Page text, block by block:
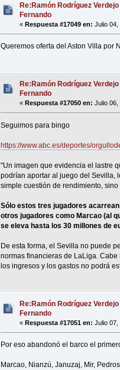
Re:Ramón Rodríguez
Fernando
«Respuesta #17049 en: Julio 04,
Queremos oferta del Aston Villa por
Re:Ramón Rodríguez
Fernando
« Respuesta #17050 en: Julio 06,
Seguimos para bingo
https://www.abc.es/deportes/
"Un imagen que evidencia el lastre
podrían aportar al juego del Sevilla,
simple cuestión de rendimiento,
Sólo estos tres jugadores
otros jugadores como Marcao (al
se eleva hasta los 30 millones de
De esta forma, el Sevilla no puede
normas financieras de LaLiga.
los ingresos y los gastos no podrá
Re:Ramón Rodríguez
Fernando
«Respuesta #17051 en: Julio 07,
Por eso abandonó el barco el
Marcao, Nianzú, Januzaj, Mir,